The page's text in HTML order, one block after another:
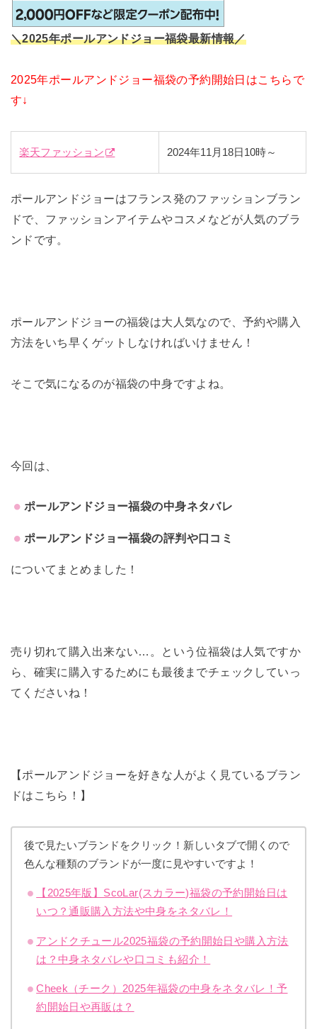
＼2025年ポールアンドジョー福袋最新情報／
2025年ポールアンドジョー福袋の予約開始日はこちらで
す↓
楽天ファッション 2024年11月18日10時～
ポールアンドジョーはフランス発のファッションブラン
ドで、ファッションアイテムやコスメなどが人気のブラ
ンドです。
ポールアンドジョーの福袋は大人気なので、予約や購入
方法をいち早くゲットしなければいけません！
そこで気になるのが福袋の中身ですよね。
今回は、
ポールアンドジョー福袋の中身ネタバレ
ポールアンドジョー福袋の評判や口コミ
についてまとめました！
売り切れて購入出来ない…。という位福袋は人気ですか
ら、確実に購入するためにも最後までチェックしていっ
てくださいね！
【ポールアンドジョーを好きな人がよく見ているブラン
ドはこちら！】
後で見たいブランドをクリック！新しいタブで開くので
色んな種類のブランドが一度に見やすいですよ！
【2025年版】ScoLar(スカラー)福袋の予約開始日は
いつ？通販購入方法や中身をネタバレ！
アンドクチュール2025福袋の予約開始日や購入方法
は？中身ネタバレや口コミも紹介！
Cheek（チーク）2025年福袋の中身をネタバレ！予
約開始日や再販は？